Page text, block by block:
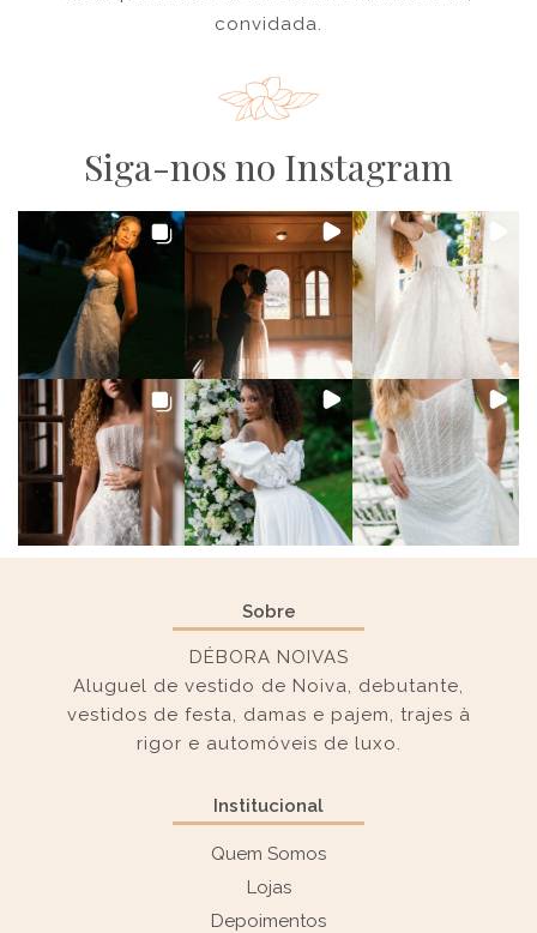
convidada.
Siga-nos no Instagram
Sobre
DÉBORA NOIVAS
Aluguel de vestido de Noiva, debutante,
vestidos de festa, damas e pajem, trajes à
rigor e automóveis de luxo.
Institucional
Quem Somos
Lojas
Depoimentos